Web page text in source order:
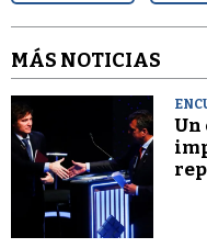
MÁS NOTICIAS
Un